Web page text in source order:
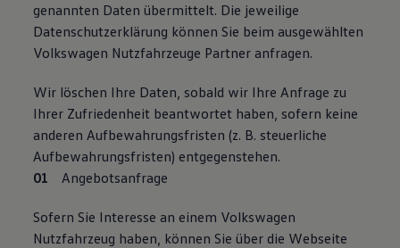
genannten Daten übermittelt. Die jeweilige
Datenschutzerklärung können Sie beim ausgewählten
Volkswagen Nutzfahrzeuge Partner anfragen.
Wir löschen Ihre Daten, sobald wir Ihre Anfrage zu
Ihrer Zufriedenheit beantwortet haben, sofern keine
anderen Aufbewahrungsfristen (z. B. steuerliche
Aufbewahrungsfristen) entgegenstehen.
Angebotsanfrage
Sofern Sie Interesse an einem Volkswagen
Nutzfahrzeug haben, können Sie über die Webseite